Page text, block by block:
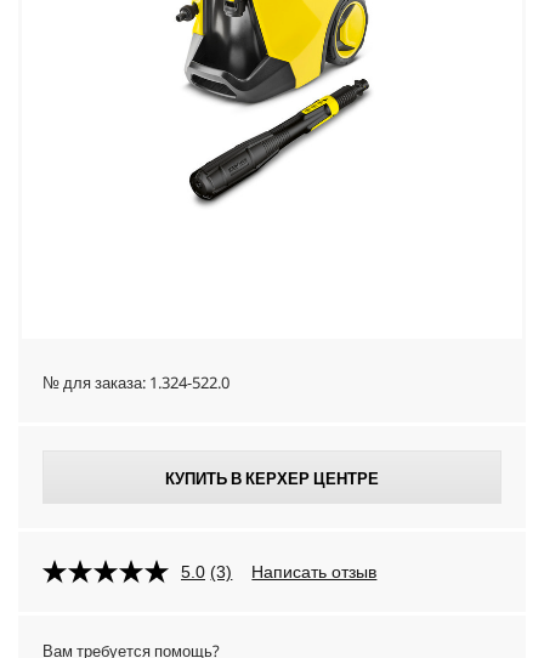
№ для заказа: 1.324-522.0
КУПИТЬ В КЕРХЕР ЦЕНТРЕ
5.0 (3) Написать отзыв
Вам требуется помощь?